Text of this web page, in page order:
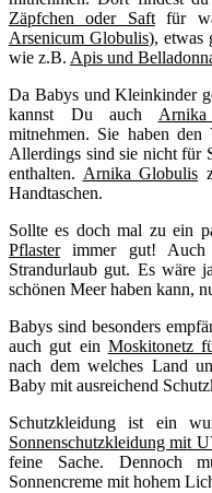
Zäpfchen oder Saftfür
Arsenicum Globulis), etwas
wie z.B. Apis und
Da Babys und Kleinkinder
kannst Du auch
mitnehmen. Sie haben
Allerdings sind sie nicht für
enthalten. Arnika Globulis
Handtaschen.
Sollte es doch mal zu ein
Pflasterimmer gut! Auch
Strandurlaub gut. Es wäre
schönen Meer haben kann,
Babys sind besonders
auch gut ein Moskitonetz
nach dem welches Land
Baby mit ausreichend
Schutzkleidung ist ein
Sonnenschutzkleidung mit
feine Sache. Dennoch
Sonnencreme mit hohem